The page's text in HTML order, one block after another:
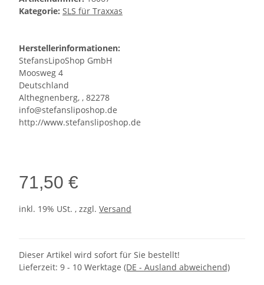
Kategorie: SLS für Traxxas
Herstellerinformationen:
StefansLipoShop GmbH
Moosweg 4
Deutschland
Althegnenberg, , 82278
info@stefansliposhop.de
http://www.stefansliposhop.de
71,50 €
inkl. 19% USt. , zzgl. Versand
Dieser Artikel wird sofort für Sie bestellt!
Lieferzeit: 9 - 10 Werktage (DE - Ausland abweichend)